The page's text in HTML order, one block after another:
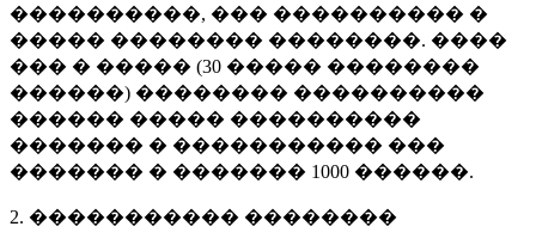
����������, ��� ���������� �
����� �������� ��������. ����
��� � ����� (30 ����� ��������
������) �������� ����������
������ ����� ����������
������� � ����������� ���
������� � ������� 1000 ������.
2. ����������� ��������